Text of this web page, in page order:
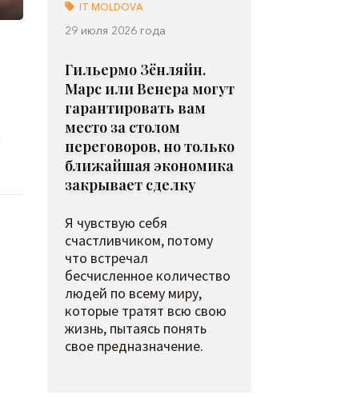
IT MOLDOVA
29 июля 2026 года
Гильермо Зёнляйн.
Марс или Венера могут
гарантировать вам
место за столом
переговоров, но только
ближайшая экономика
закрывает сделку
Я чувствую себя
счастливчиком, потому
что встречал
бесчисленное количество
людей по всему миру,
которые тратят всю свою
жизнь, пытаясь понять
свое предназначение.